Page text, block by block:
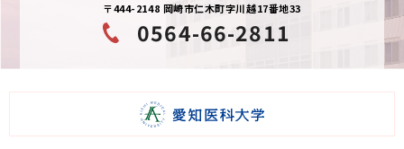
〒444-2148 岡崎市仁木町字川越17番地33
0564-66-2811